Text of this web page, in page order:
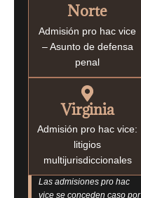
Norte
Admisión pro hac vice
– Asunto de defensa
penal
Virginia
Admisión pro hac vice:
litigios
multijurisdiccionales
Las admisiones pro hac
vice se conceden caso por